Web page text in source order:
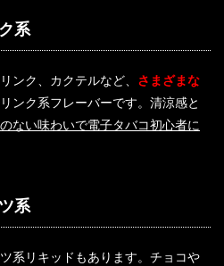
系
ンク、カクテルなど、 さまざまな
ンク系フレーバーです。清涼感と
ない味わいで電子タバコ初心者に
系
系リキッドもあります。チョコや